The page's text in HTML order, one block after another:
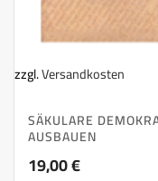
zzgl.Versandkosten
SÄKULARE
AUSBAUEN
19,00€